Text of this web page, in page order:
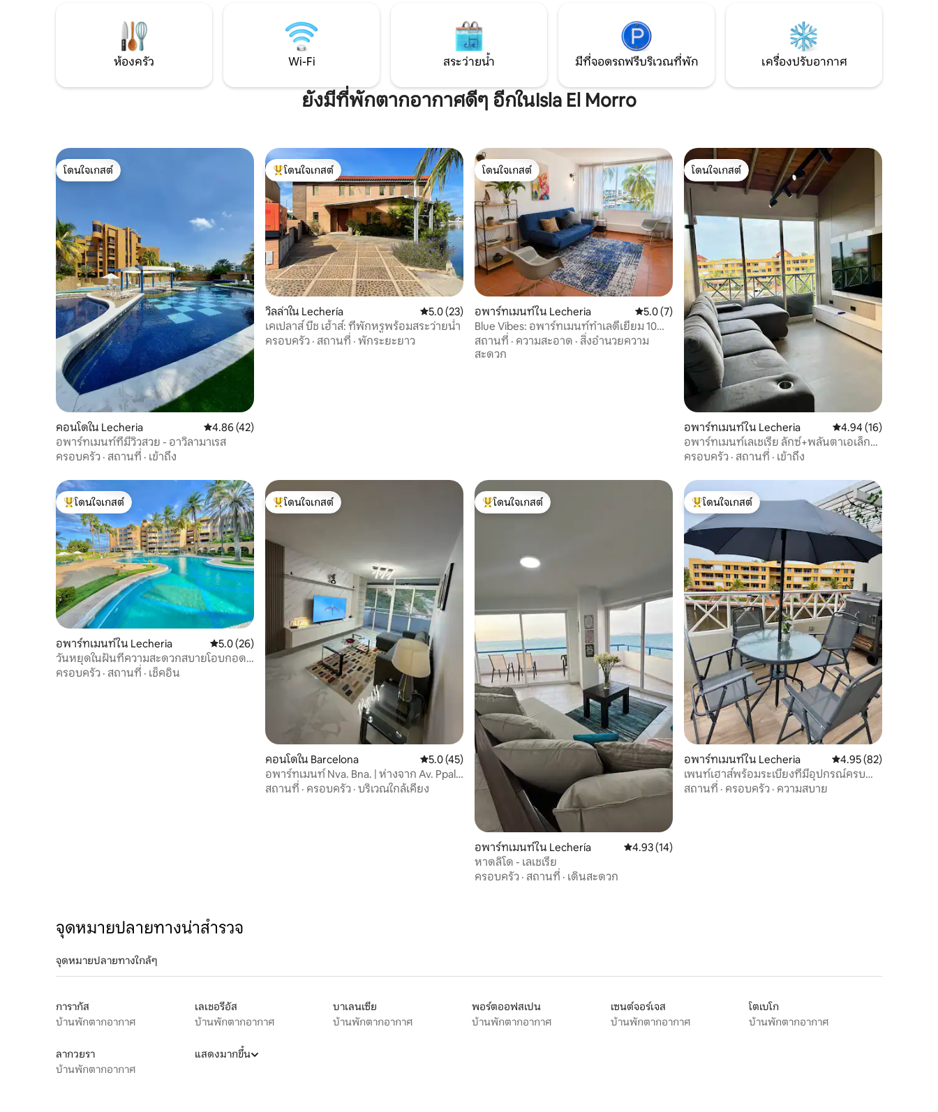
อุทยานแห่งชาติ ⛵ • พื้นกระเบื้องพอร์ซเลน
• *ประสบการณ์ระดับ 5 ดาว
แห่งชาติ ⛵ • แฟลตพอร์ซเลน • ¡เอ็กซ์พีเรียน
ซ์ ** 5 ดาว
เพื่อการเข้าพักที่สะดวกสบายและราคาไม่
แพง
ห้องครัว Wi-Fi สระว่ายน้ำ มีที่จอดรถฟรีบริเวณที่พัก เครื่องปรับอากาศ
ยังมีที่พักตากอากาศดีๆ อีกในIsla El Morro
โดนใจเกสต์
โดนใจเกสต์
คอนโดใน Lecheria คะแนนเฉลี่ย 4.86 จาก 5, 42 รีวิว
4.86 (42)
อพาร์ทเมนท์ที่มีวิวสวย - อาวิลามาเรส
ครอบครัว · สถานที่ · เข้าถึง
โดนใจเกสต์ที่สุด
โดนใจเกสต์
วิลล่าใน Lechería คะแนนเฉลี่ย 5.0 จาก 5, 23 รีวิว
5.0 (23)
เคเปลาส์ บีช เฮ้าส์: ที่พักหรูพร้อมสระว่ายน้ำ
ครอบครัว · สถานที่ · พักระยะยาว
โดนใจเกสต์
โดนใจเกสต์
อพาร์ทเมนท์ใน Lecheria คะแนนเฉลี่ย 5.0 จาก 5, 7 รีวิว
5.0 (7)
Blue Vibes: อพาร์ทเมนท์ทำเลดีเยี่ยม 10
นาทีถึงหาดคานาเลส
สถานที่ · ความสะอาด · สิ่งอำนวยความ
สะดวก
โดนใจเกสต์
โดนใจเกสต์
อพาร์ทเมนท์ใน Lecheria คะแนนเฉลี่ย 4.94 จาก
4.94 (16)
อพาร์ทเมนท์เลเชเรีย ลักซ์+พลันตาเอเล็ก
ทริกา - สมาร์ท
ครอบครัว · สถานที่ · เข้าถึง
โดนใจเกสต์ที่สุด
โดนใจเกสต์
อพาร์ทเมนท์ใน Lecheria คะแนนเฉลี่ย 5.0 จาก 5, 26 รีวิว
5.0 (26)
วันหยุดในฝันที่ความสะดวกสบายโอบกอด
คุณ
ครอบครัว · สถานที่ · เช็คอิน
โดนใจเกสต์ที่สุด
โดนใจเกสต์
คอนโดใน Barcelona คะแนนเฉลี่ย 5.0 จาก 5, 45 รีวิว
5.0 (45)
อพาร์ทเมนท์ Nva. Bna. | ห่างจาก Av. Ppal.
de Lechería 3 นาที
สถานที่ · ครอบครัว · บริเวณใกล้เคียง
โดนใจเกสต์ที่สุด
โดนใจเกสต์
อพาร์ทเมนท์ใน Lechería คะแนนเฉลี่ย 4.93 จาก 5, 14 รีวิว
4.93 (14)
หาดลิโด - เลเชเรีย
ครอบครัว · สถานที่ · เดินสะดวก
โดนใจเกสต์ที่สุด
โดนใจเกสต์
อพาร์ทเมนท์ใน Lecheria คะแนนเฉลี่ย 4.95 จาก
4.95 (82)
เพนท์เฮาส์พร้อมระเบียงที่มีอุปกรณ์ครบ
ครัน
สถานที่ · ครอบครัว · ความสบาย
จุดหมายปลายทางน่าสำรวจ
จุดหมายปลายทางใกล้ๆ
การากัส
บ้านพักตากอากาศ
เลเชอรีอัส
บ้านพักตากอากาศ
บาเลนเซีย
บ้านพักตากอากาศ
พอร์ตออฟสเปน
บ้านพักตากอากาศ
เซนต์จอร์เจส
บ้านพักตากอากาศ
โตเบโก
บ้านพักตากอากาศ
ลากวยรา
บ้านพักตากอากาศ
แสดงมากขึ้น